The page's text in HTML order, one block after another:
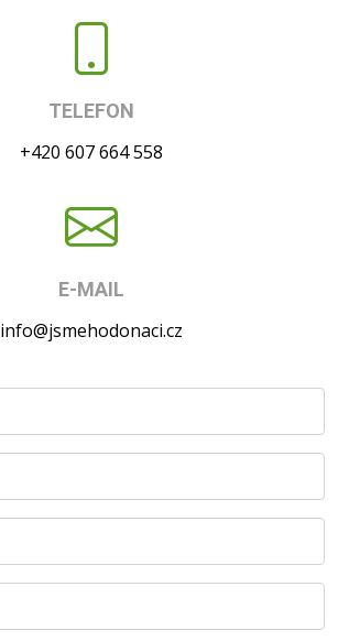
TELEFON
+420 607 664 558
E-MAIL
info@jsmehodonaci.cz